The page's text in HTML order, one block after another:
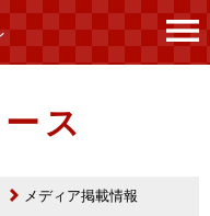
ス
メディア掲載情報